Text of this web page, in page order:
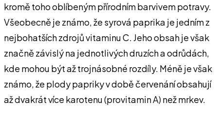
kromě toho oblíbeným přírodním barvivem potravy.
Všeobecně je známo, že syrová paprika je jedním z
nejbohatších zdrojů vitaminu C. Jeho obsah je však
značně závislý na jednotlivých druzích a odrůdách,
kde mohou být až trojnásobné rozdíly. Méně je však
známo, že plody papriky v době červenání obsahují
až dvakrát více karotenu (provitamin A) než mrkev.